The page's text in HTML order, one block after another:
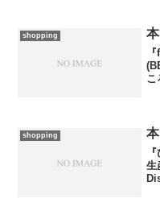
shopping
こ
shopping
生